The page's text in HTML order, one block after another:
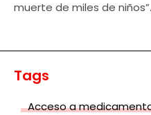
muerte de miles de niños”.
Tags
Acceso a